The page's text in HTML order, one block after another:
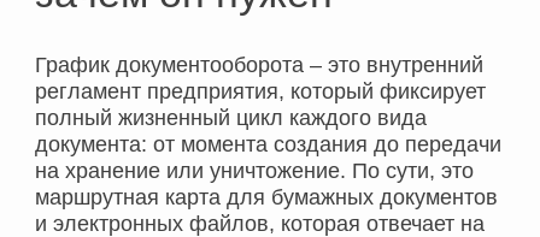
График документооборота – это внутренний
регламент предприятия, который фиксирует
полный жизненный цикл каждого вида
документа: от момента создания до передачи
на хранение или уничтожение. По сути, это
маршрутная карта для бумажных документов
и электронных файлов, которая отвечает на